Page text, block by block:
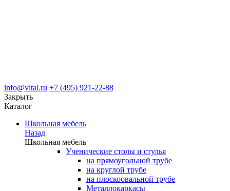
info@vital.ru +7 (495) 921-22-88
Закрыть
Каталог
Школьная мебель
Назад
Школьная мебель
Ученические столы и стулья
на прямоугольной трубе
на круглой трубе
на плоскоовальной трубе
Металлокаркасы